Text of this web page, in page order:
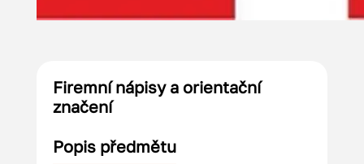
Firemní nápisy a orientační
značení
Popis předmětu